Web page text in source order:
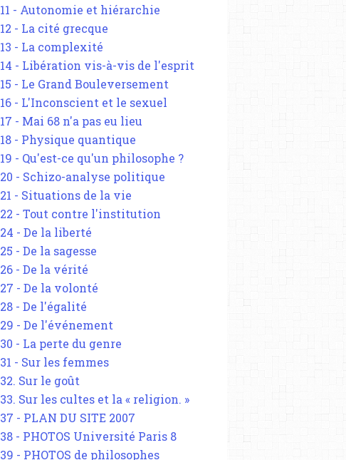
11 - Autonomie et hiérarchie
12 - La cité grecque
13 - La complexité
14 - Libération vis-à-vis de l'esprit
15 - Le Grand Bouleversement
16 - L'Inconscient et le sexuel
17 - Mai 68 n'a pas eu lieu
18 - Physique quantique
19 - Qu'est-ce qu'un philosophe ?
20 - Schizo-analyse politique
21 - Situations de la vie
22 - Tout contre l'institution
24 - De la liberté
25 - De la sagesse
26 - De la vérité
27 - De la volonté
28 - De l'égalité
29 - De l'événement
30 - La perte du genre
31 - Sur les femmes
32. Sur le goût
33. Sur les cultes et la « religion. »
37 - PLAN DU SITE 2007
38 - PHOTOS Université Paris 8
39 - PHOTOS de philosophes